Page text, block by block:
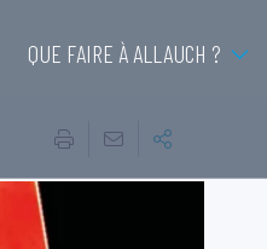
QUE FAIRE À ALLAUCH ?